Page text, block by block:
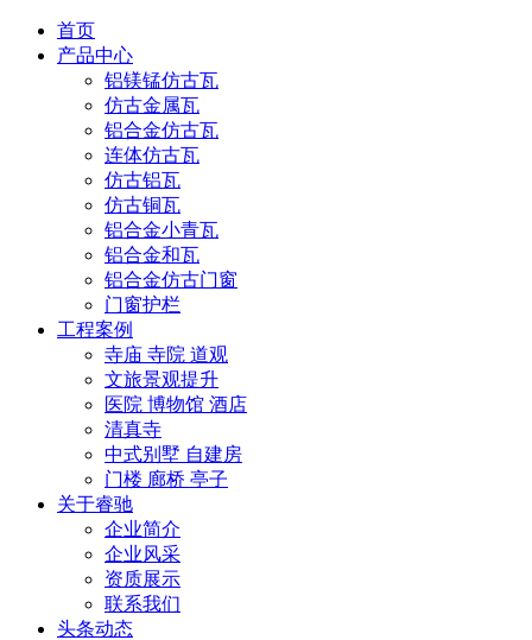
首页
产品中心
铝镁锰仿古瓦
仿古金属瓦
铝合金仿古瓦
连体仿古瓦
仿古铝瓦
仿古铜瓦
铝合金小青瓦
铝合金和瓦
铝合金仿古门窗
门窗护栏
工程案例
寺庙 寺院 道观
文旅景观提升
医院 博物馆 酒店
清真寺
中式别墅 自建房
门楼 廊桥 亭子
关于睿驰
企业简介
企业风采
资质展示
联系我们
头条动态